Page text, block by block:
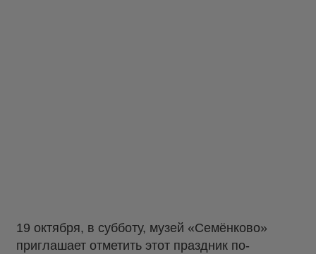
19 октября, в субботу, музей «Семёнково»
приглашает отметить этот праздник по-